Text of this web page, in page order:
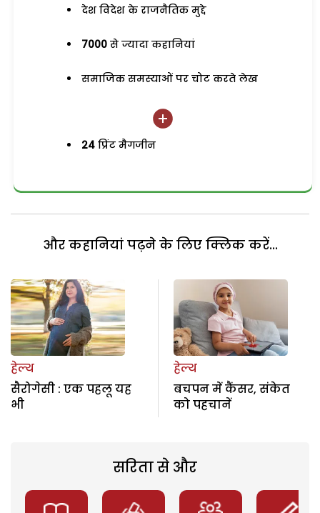
देश विदेश के राजनैतिक मुद्दे
7000 से ज्यादा कहानियां
समाजिक समस्याओं पर चोट करते लेख
24 प्रिंट मैगजीन
और कहानियां पढ़ने के लिए क्लिक करें...
हेल्थ
सैरोगेसी : एक पहलू यह
भी
हेल्थ
बचपन में कैंसर, संकेत
को पहचानें
सरिता से और